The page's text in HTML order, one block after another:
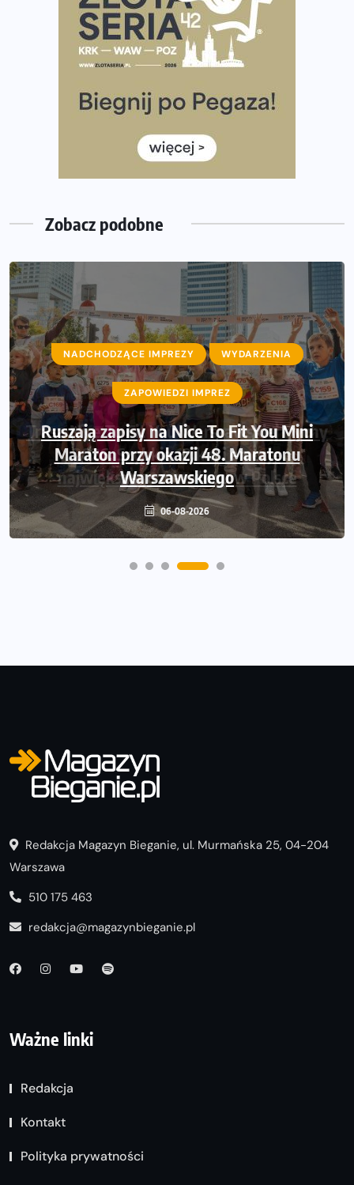
Ponad 12 tysięcy uczestników pobiegło dla Bohaterów!
Tętno vs tempo – czym kierować się w bieganiu?
Co ma dużo białka? Produkty, które warto włączyć do
Rozbiegany Olsztyn szykuje się na weekend z
Już w tę sobotę 35. Bieg Powstania Warszawskiego.
Wystartuje rekordowa liczba uczestników
Zobacz podobne
NADCHODZĄCE IMPREZY WYDARZENIA
ZAPOWIEDZI IMPREZ
Ruszają zapisy na Nice To Fit You Mini
Maraton przy okazji 48. Maratonu
Warszawskiego
06-08-2026
Redakcja Magazyn Bieganie, ul. Murmańska 25, 04-204
Warszawa
510 175 463
redakcja@magazynbieganie.pl
Ważne linki
Redakcja
Kontakt
Polityka prywatności